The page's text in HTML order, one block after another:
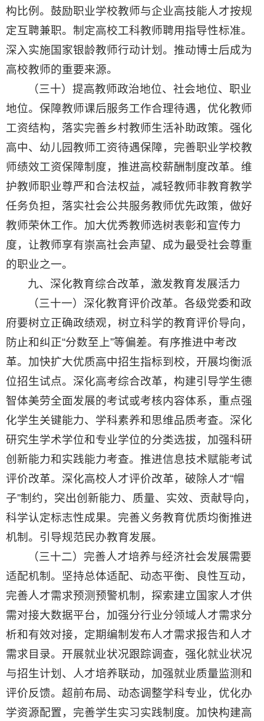
构比例。鼓励职业学校教师与企业高技能人才按规
定互聘兼职。制定高校工科教师聘用指导性标准。
深入实施国家银龄教师行动计划。推动博士后成为
高校教师的重要来源。
（三十）提高教师政治地位、社会地位、职业
地位。保障教师课后服务工作合理待遇，优化教师
工资结构，落实完善乡村教师生活补助政策。强化
高中、幼儿园教师工资待遇保障，完善职业学校教
师绩效工资保障制度，推进高校薪酬制度改革。维
护教师职业尊严和合法权益，减轻教师非教育教学
任务负担，落实社会公共服务教师优先政策，做好
教师荣休工作。加大优秀教师选树表彰和宣传力
度，让教师享有崇高社会声望、成为最受社会尊重
的职业之一。
九、深化教育综合改革，激发教育发展活力
（三十一）深化教育评价改革。各级党委和政
府要树立正确政绩观，树立科学的教育评价导向，
防止和纠正“分数至上”等偏差。有序推进中考改
革。加快扩大优质高中招生指标到校，开展均衡派
位招生试点。深化高考综合改革，构建引导学生德
智体美劳全面发展的考试或考核内容体系，重点强
化学生关键能力、学科素养和思维品质考查。深化
研究生学术学位和专业学位的分类选拔，加强科研
创新能力和实践能力考查。推进信息技术赋能考试
评价改革。深化高校人才评价改革，破除人才“帽
子”制约，突出创新能力、质量、实效、贡献导向，
科学认定标志性成果。完善义务教育优质均衡推进
机制。引导规范民办教育发展。
（三十二）完善人才培养与经济社会发展需要
适配机制。坚持总体适配、动态平衡、良性互动，
完善人才需求预测预警机制，探索建立国家人才供
需对接大数据平台，加强分行业分领域人才需求分
析和有效对接，定期编制发布人才需求报告和人才
需求目录。开展就业状况跟踪调查，强化就业状况
与招生计划、人才培养联动，加强就业质量监测和
评价反馈。超前布局、动态调整学科专业，优化办
学资源配置，完善学生实习实践制度。加快构建高